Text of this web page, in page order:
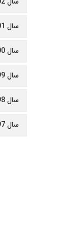
سال 1401 (252)
سال 1400 (215)
سال 1399 (152)
سال 1398 (224)
سال 1397 (77)